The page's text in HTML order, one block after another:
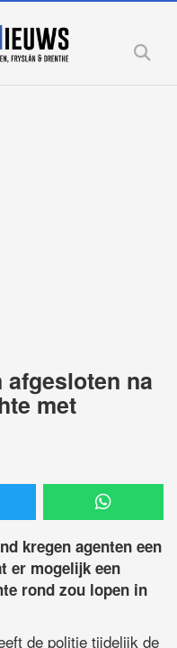
afgesloten na
met
kregen agenten een
er mogelijk een
rond zou lopen in
de politie tijdelijk de